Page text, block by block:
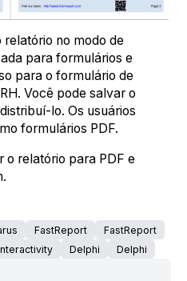
relatório no modo de
para formulários e
para o formulário de
Você pode salvar o
lo. Os usuários
formulários PDF.
o relatório para PDF e
FastReport
FastReport
Delphi Delphi